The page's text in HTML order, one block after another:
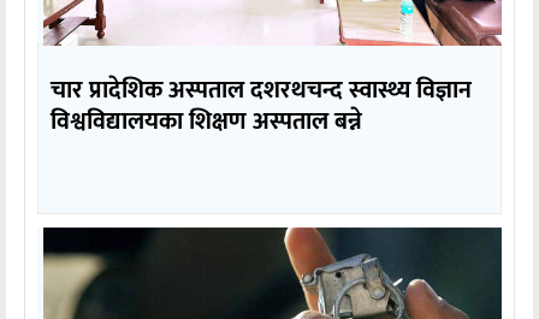
चार प्रादेशिक अस्पताल दशरथचन्द स्वास्थ्य विज्ञान
विश्वविद्यालयका शिक्षण अस्पताल बन्ने